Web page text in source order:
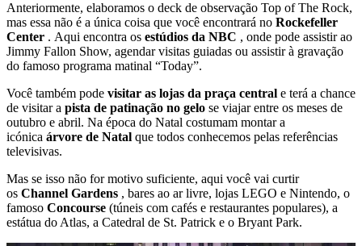
Anteriormente, elaboramos o deck de observação Top of The Rock,
mas essa não é a única coisa que você encontrará no Rockefeller
Center . Aqui encontra os estúdios da NBC , onde pode assistir ao
Jimmy Fallon Show, agendar visitas guiadas ou assistir à gravação
do famoso programa matinal “Today”.
Você também pode visitar as lojas da praça central e terá a chance
de visitar a pista de patinação no gelo se viajar entre os meses de
outubro e abril. Na época do Natal costumam montar a
icónica árvore de Natal que todos conhecemos pelas referências
televisivas.
Mas se isso não for motivo suficiente, aqui você vai curtir
os Channel Gardens , bares ao ar livre, lojas LEGO e Nintendo, o
famoso Concourse (túneis com cafés e restaurantes populares), a
estátua do Atlas, a Catedral de St. Patrick e o Bryant Park.